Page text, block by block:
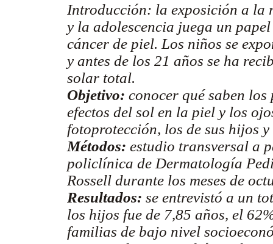
Introducción: la exposición a
y la adolescencia juega un
cáncer de piel. Los niños se
y antes de los 21 años se ha
solar total.
Objetivo: conocer qué saben
efectos del sol en la piel y los
fotoprotección, los de sus hijos
Métodos: estudio transversal a
policlínica de Dermatología
Rossell durante los meses de
Resultados: se entrevistó a un
los hijos fue de 7,85 años, el
familias de bajo nivel